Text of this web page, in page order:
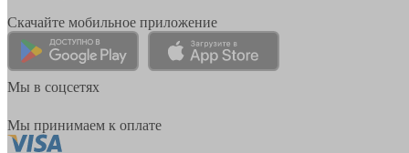
Скачайте мобильное приложение
Мы в соцсетях
Мы принимаем к оплате